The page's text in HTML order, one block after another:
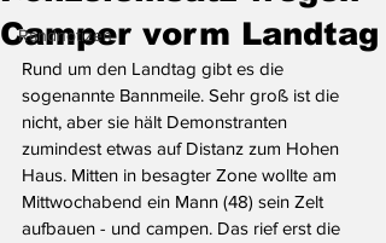
Randnotizen
Camper vorm Landtag
Rund um den Landtag gibt es die
sogenannte Bannmeile. Sehr groß ist die
nicht, aber sie hält Demonstranten
zumindest etwas auf Distanz zum Hohen
Haus. Mitten in besagter Zone wollte am
Mittwochabend ein Mann (48) sein Zelt
aufbauen - und campen. Das rief erst die